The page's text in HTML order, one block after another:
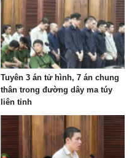
Tuyên 3 án tử hình, 7 án chung
thân trong đường dây ma túy
liên tỉnh